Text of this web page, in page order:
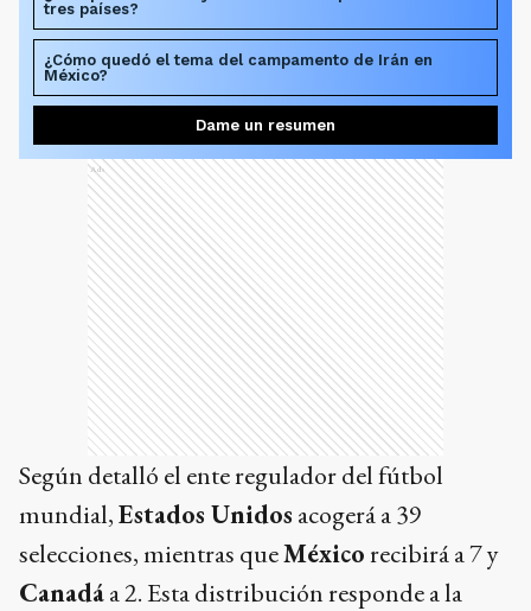
tres países?
¿Cómo quedó el tema del campamento de Irán en
México?
Dame un resumen
Ads
Según detalló el ente regulador del fútbol
mundial,Estados Unidos acogerá a 39
selecciones, mientras queMéxicorecibirá a 7 y
Canadáa 2. Esta distribución responde a la